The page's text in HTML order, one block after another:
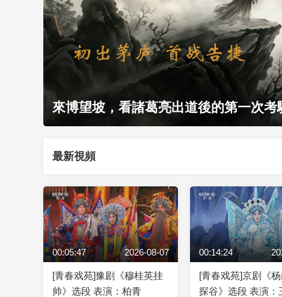
來博望坡，看諸葛亮出道後的第一次考
最新視頻
00:05:47 2026-08-07
[青春戏苑]豫剧《穆桂英挂
帅》选段 表演：柏青
00:14:24
[青春戏苑]京剧《杨
探谷》选段 表演：